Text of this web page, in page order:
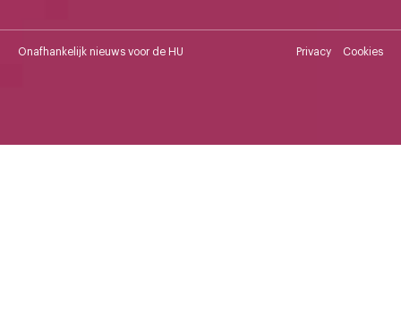
Onafhankelijk nieuws voor de HU Privacy Cookies